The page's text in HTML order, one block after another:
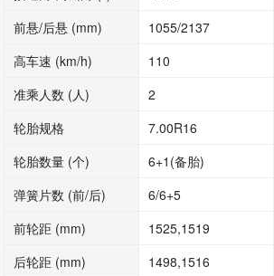
前悬/后悬 (mm)
1055/2137
高车速 (km/h)
110
准乘人数 (人)
2
轮胎规格
7.00R16
轮胎数量 (个)
6+1(备胎)
弹簧片数 (前/后)
6/6+5
前轮距 (mm)
1525,1519
后轮距 (mm)
1498,1516